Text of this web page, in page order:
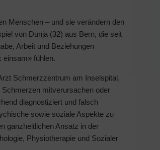
Menschen – und sie verändern den
von Dunja (32) aus Bern, die seit
Arbeit und Beziehungen
einsam» fühlen.
Schmerzzentrum am Inselspital,
mitverursachen oder
diagnostiziert und falsch
sowie soziale Aspekte zu
ganzheitlichen Ansatz in der
Physiotherapie und Sozialer